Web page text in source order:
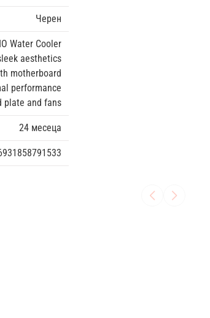
Черен
Water Cooler
aesthetics
motherboard
performance
plate and fans
24 месеца